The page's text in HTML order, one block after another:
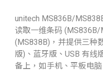
unitech MS836B/
读取一维条码 (MS836B/
(MS838B)，并提供三种
版)、蓝牙版、USB 有线
备上，如手机、平板电